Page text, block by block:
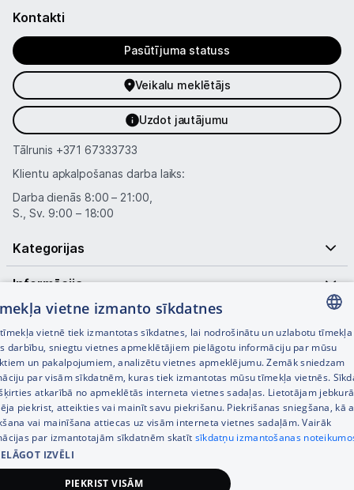
Kontakti
Pasūtījuma statuss
Veikalu meklētājs
Uzdot jautājumu
Tālrunis +371 67333733
Klientu apkalpošanas darba laiks:
Darba dienās 8:00 – 21:00,
S., Sv. 9:00 – 18:00
Kategorijas
Informācija
Noderīgas saites
© SIA Tet 2026 -
LATVIAN
RUSSIAN
ENGLISH
vietne izmanto sīkdatnes
vietnē tiek izmantotas sīkdatnes, lai nodrošinātu un uzlabotu tīmekļa
darbību, sniegtu vietnes apmeklētājiem pielāgotu informāciju par mūsu
un pakalpojumiem, analizētu vietnes apmeklējumu. Zemāk sniedzam
par visām sīkdatnēm, kuras tiek izmantotas mūsu tīmekļa vietnēs.
atkarībā no apmeklētās interneta vietnes sadaļas. Lietotājam
piekrist, atteikties vai mainīt savu piekrišanu. Piekrišanas sniegšana, kā
vai mainīšana attiecas uz visām interneta vietnes sadaļām. Vairāk
par izmantotajām sīkdatnēm skatīt sīkdatņu izmantošanas
IZVĒLI
PIEKRIST VISĀM